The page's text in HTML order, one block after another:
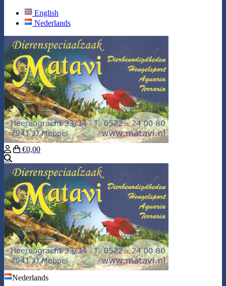
English
Nederlands
€0,00
Nederlands